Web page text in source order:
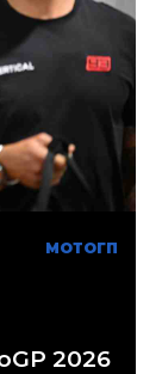
МОТОГП
2026